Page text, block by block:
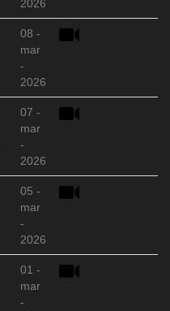
2026
08 -
mar
-
2026
07 -
mar
-
2026
05 -
mar
-
2026
01 -
mar
-